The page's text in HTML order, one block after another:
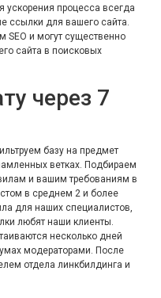
процесса всегда
ссылки для вашего сайта.
SEO и могут существенно
сайта в поисковых
через 7
базу на предмет
ветках. Подбираем
и вашим требованиям в
в среднем 2 и более
для наших специалистов,
любят наши клиенты.
несколько дней
модераторами. После
отдела линкбилдинга и